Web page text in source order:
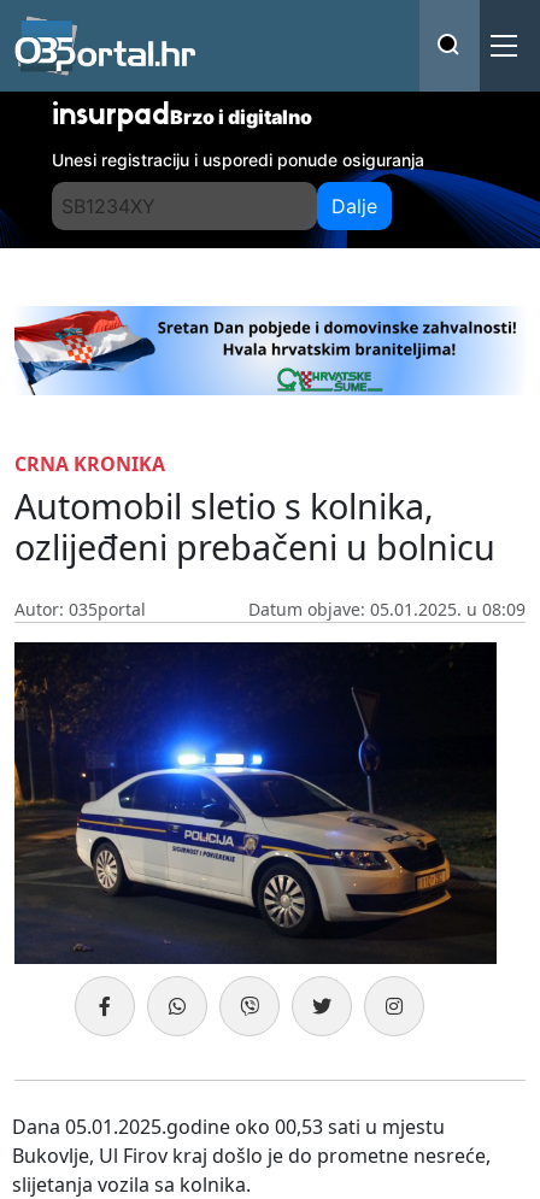
insurpadBrzo i digitalno
Unesi registraciju i usporedi ponude osiguranja
Dalje
CRNA KRONIKA
Automobil sletio s kolnika,
ozlijeđeni prebačeni u bolnicu
Autor: 035portal Datum objave: 05.01.2025. u 08:09
Dana 05.01.2025.godine oko 00,53 sati u mjestu
Bukovlje, Ul Firov kraj došlo je do prometne nesreće,
slijetanja vozila sa kolnika.